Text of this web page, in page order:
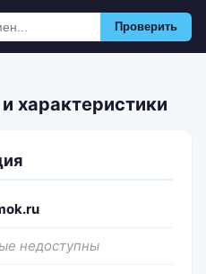
Проверить
характеристики
недоступны